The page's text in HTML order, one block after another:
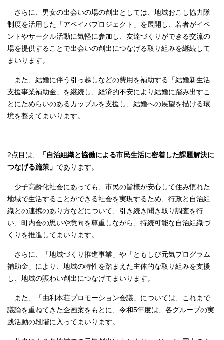
さらに、男女の出会いの場の創出としては、地域おこし協力隊
制度を活用した「アベイバプロジェクト」を展開し、若者がイベ
ントやサークル活動に気軽に参加し、友達づくりができる交流の
場を提供することで出会いの創出につなげる取り組みを継続して
まいります。
また、結婚に伴う引っ越しなどの費用を補助する「結婚新生活
支援事業補助金」を継続し、経済的不安により結婚に踏み出すこ
とにためらいのあるカップルを支援し、結婚への展望を描ける環
境を整えてまいります。
2点目は、
「自治組織と協働による市民生活に密着した課題解決に
つなげる施策」 であります。
少子高齢化社会にあっても、市民の皆様が安心して住み慣れた
地域で生活することができる社会を実現するため、行政と自治組
織との連携のあり方などについて、引き続き聞き取り調査を行
い、町内会の思いや意向を尊重しながら、持続可能な自治組織づ
くりを推進してまいります。
さらに、「地域づくり推進事業」や「ともしび元気プログラム
補助金」により、地域の特性を踏まえた主体的な取り組みを支援
し、地域の賑わい創出につなげてまいります。
また、「由利本荘プロモーション会議」については、これまで
議論を重ねてきた企画案をもとに、令和5年度は、各グループの実
践活動の段階に入ってまいります。